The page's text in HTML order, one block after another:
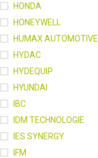
HONDA
HONEYWELL
HUMAX AUTOMOTIVE
HYDAC
HYDEQUIP
HYUNDAI
IBC
IDM TECHNOLOGIE
IES SYNERGY
IFM